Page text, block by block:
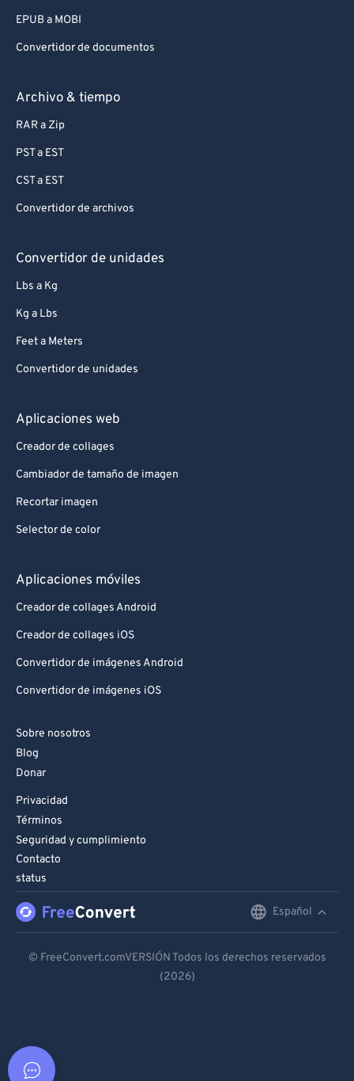
EPUB a MOBI
Convertidor de documentos
Archivo & tiempo
RAR a Zip
PST a EST
CST a EST
Convertidor de archivos
Convertidor de unidades
Lbs a Kg
Kg a Lbs
Feet a Meters
Convertidor de unidades
Aplicaciones web
Creador de collages
Cambiador de tamaño de imagen
Recortar imagen
Selector de color
Aplicaciones móviles
Creador de collages Android
Creador de collages iOS
Convertidor de imágenes Android
Convertidor de imágenes iOS
Sobre nosotros
Blog
Donar
Privacidad
Términos
Seguridad y cumplimiento
Contacto
status
Español
Español
© FreeConvert.comVERSIÓN Todos los derechos reservados
(2026)